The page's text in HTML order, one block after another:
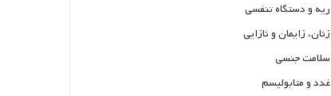
ریه و دستگاه تنفسی
زنان، زایمان و نازایی
سلامت جنسی
غدد و متابولیسم